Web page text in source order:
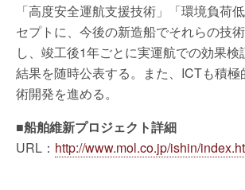
「高度安全運航支援技術」「環境負荷
セプトに、今後の新造船でそれらの技
し、竣工後1年ごとに実運航での効果
結果を随時公表する。また、ICTも積
術開発を進める。
■船舶維新プロジェクト詳細
URL： http://www.mol.co.jp/ishin/